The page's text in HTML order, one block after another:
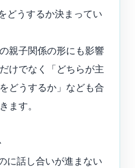
どうするか決まってい
親子関係の形にも影響
けでなく「どちらが主
どうするか」なども合
ます。
に話し合いが進まない